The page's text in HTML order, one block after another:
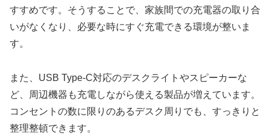
すすめです。そうすることで、家族間での充電器の取り合
いがなくなり、必要な時にすぐ充電できる環境が整いま
す。
また、USB Type-C対応のデスクライトやスピーカーな
ど、周辺機器も充電しながら使える製品が増えています。
コンセントの数に限りのあるデスク周りでも、すっきりと
整理整頓できます。